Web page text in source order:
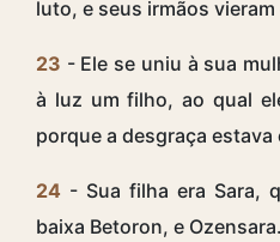
luto, e seus irmãos
23 - Ele se uniu à sua
à luz um filho, ao qual
porque a desgraça estava
24 - Sua filha era Sara,
baixa Betoron, e Ozensara.